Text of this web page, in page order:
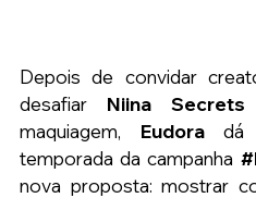
Depois de convidar
desafiar Niina Secrets
maquiagem, Eudora dá
temporada da campanha
nova proposta: mostrar